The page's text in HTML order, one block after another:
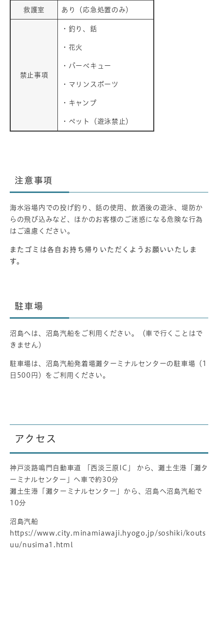
救護室 あり（応急処置のみ）
禁止事項
・釣り、銛
・花火
・バーベキュー
・マリンスポーツ
・キャンプ
​・ペット（遊泳禁止）
注意事項
海水浴場内での投げ釣り、銛の使用、飲酒後の遊泳、堤防か
らの飛び込みなど、ほかのお客様のご迷惑になる危険な行為
はご遠慮ください。
またゴミは各自お持ち帰りいただくようお願いいたしま
す。
駐車場
沼島へは、沼島汽船をご利用ください。（車で行くことはで
きません）
駐車場は、沼島汽船発着場灘ターミナルセンターの駐車場（1
日500円）をご利用ください。
アクセス
神戸淡路鳴門自動車道 「西淡三原IC」 から、灘土生港「灘タ
ーミナルセンター」へ車で約30分
灘土生港「灘ターミナルセンター」から、沼島へ沼島汽船で
10分
沼島汽船
https://www.city.minamiawaji.hyogo.jp/soshiki/kouts
uu/nusima1.html